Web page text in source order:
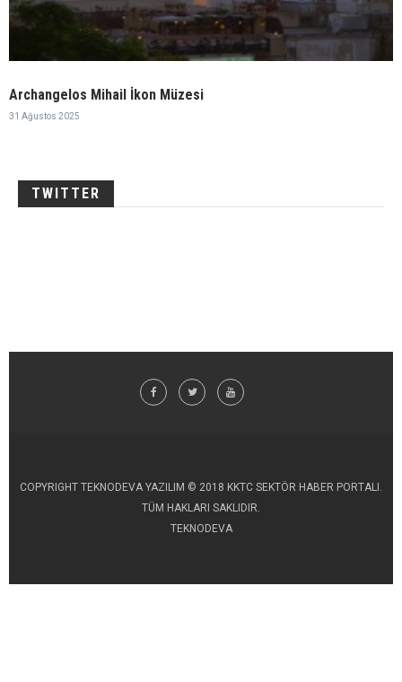
Archangelos Mihail İkon Müzesi
31 Ağustos 2025
TWITTER
COPYRIGHT TEKNODEVA YAZILIM © 2018 KKTC SEKTÖR HABER PORTALI.
TÜM HAKLARI SAKLIDIR.
TEKNODEVA